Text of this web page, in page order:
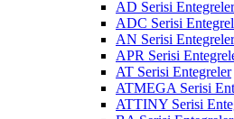
AD Serisi Entegreler
ADC Serisi
AN Serisi Entegreler
APR Serisi
AT Serisi Entegreler
ATMEGA Serisi
ATTINY Serisi